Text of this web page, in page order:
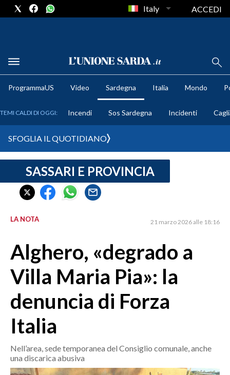
METEO
CRONACA SARDEGNA
CAGLIARI
SULCIS IGLESIENTE
ORISTANO E PROVINCIA
SASSARI E PROVINCIA
GALLURA
NUORO E PROVINCIA
OGLIASTRA
AGENDA
CRONACA
ITALIA
Italy ACCEDI
ProgrammaUS Video Sardegna Italia Mondo
TEMI CALDI DI OGGI: Incendi Sos Sardegna Incidenti
SFOGLIA IL QUOTIDIANO
SASSARI E PROVINCIA
LA NOTA 21 marzo 2026 alle 18:16
Alghero, «degrado a
Villa Maria Pia»: la
denuncia di Forza
Italia
Nell’area, sede temporanea del Consiglio comunale, anche
una discarica abusiva